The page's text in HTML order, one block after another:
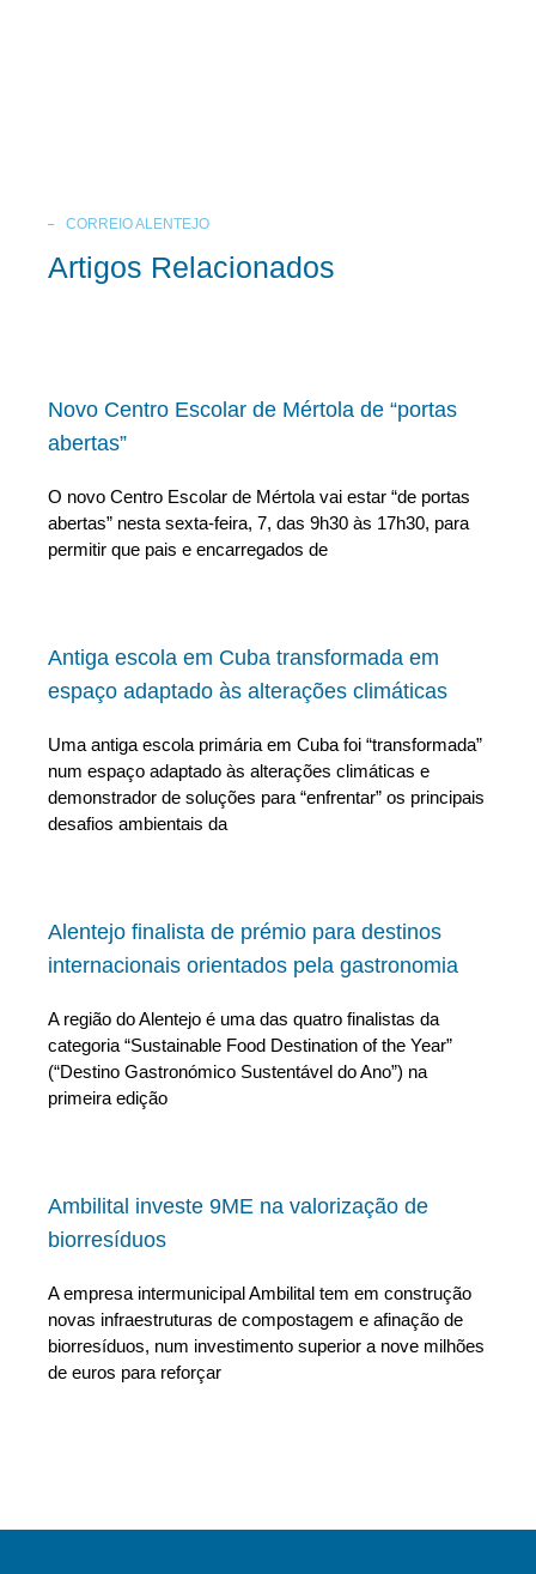
CORREIO ALENTEJO
Artigos Relacionados
Novo Centro Escolar de Mértola de “portas
abertas”
O novo Centro Escolar de Mértola vai estar “de portas
abertas” nesta sexta-feira, 7, das 9h30 às 17h30, para
permitir que pais e encarregados de
Antiga escola em Cuba transformada em
espaço adaptado às alterações climáticas
Uma antiga escola primária em Cuba foi “transformada”
num espaço adaptado às alterações climáticas e
demonstrador de soluções para “enfrentar” os principais
desafios ambientais da
Alentejo finalista de prémio para destinos
internacionais orientados pela gastronomia
A região do Alentejo é uma das quatro finalistas da
categoria “Sustainable Food Destination of the Year”
(“Destino Gastronómico Sustentável do Ano”) na
primeira edição
Ambilital investe 9ME na valorização de
biorresíduos
A empresa intermunicipal Ambilital tem em construção
novas infraestruturas de compostagem e afinação de
biorresíduos, num investimento superior a nove milhões
de euros para reforçar